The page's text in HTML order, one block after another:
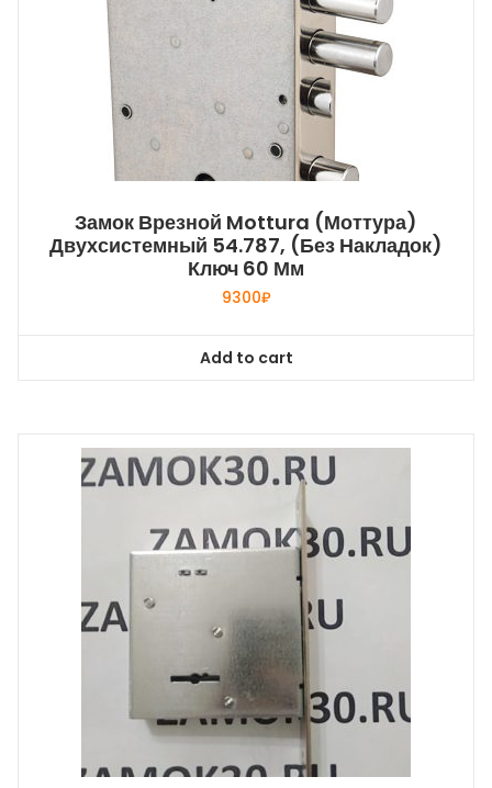
Замок Врезной Mottura (Моттура)
Двухсистемный 54.787, (без Накладок)
Ключ 60 Мм
9300₽
Add to cart